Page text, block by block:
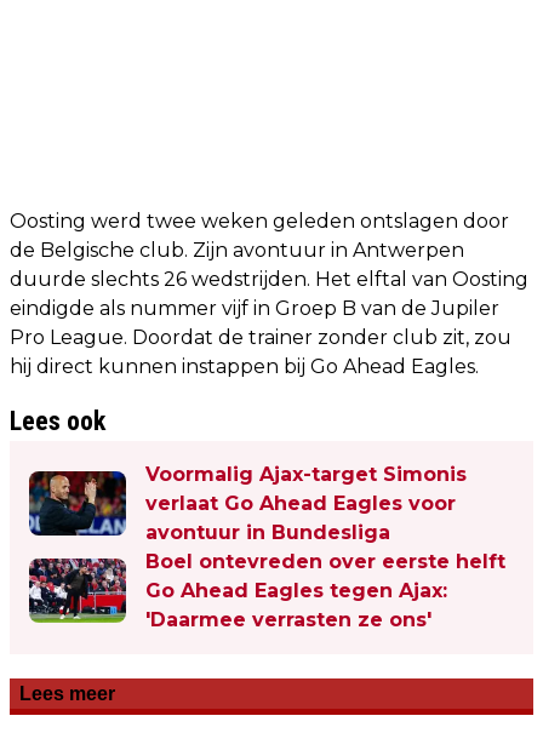
Oosting werd twee weken geleden ontslagen door
de Belgische club. Zijn avontuur in Antwerpen
duurde slechts 26 wedstrijden. Het elftal van Oosting
eindigde als nummer vijf in Groep B van de Jupiler
Pro League. Doordat de trainer zonder club zit, zou
hij direct kunnen instappen bij Go Ahead Eagles.
Lees ook
Voormalig Ajax-target Simonis
verlaat Go Ahead Eagles voor
avontuur in Bundesliga
Boel ontevreden over eerste helft
Go Ahead Eagles tegen Ajax:
'Daarmee verrasten ze ons'